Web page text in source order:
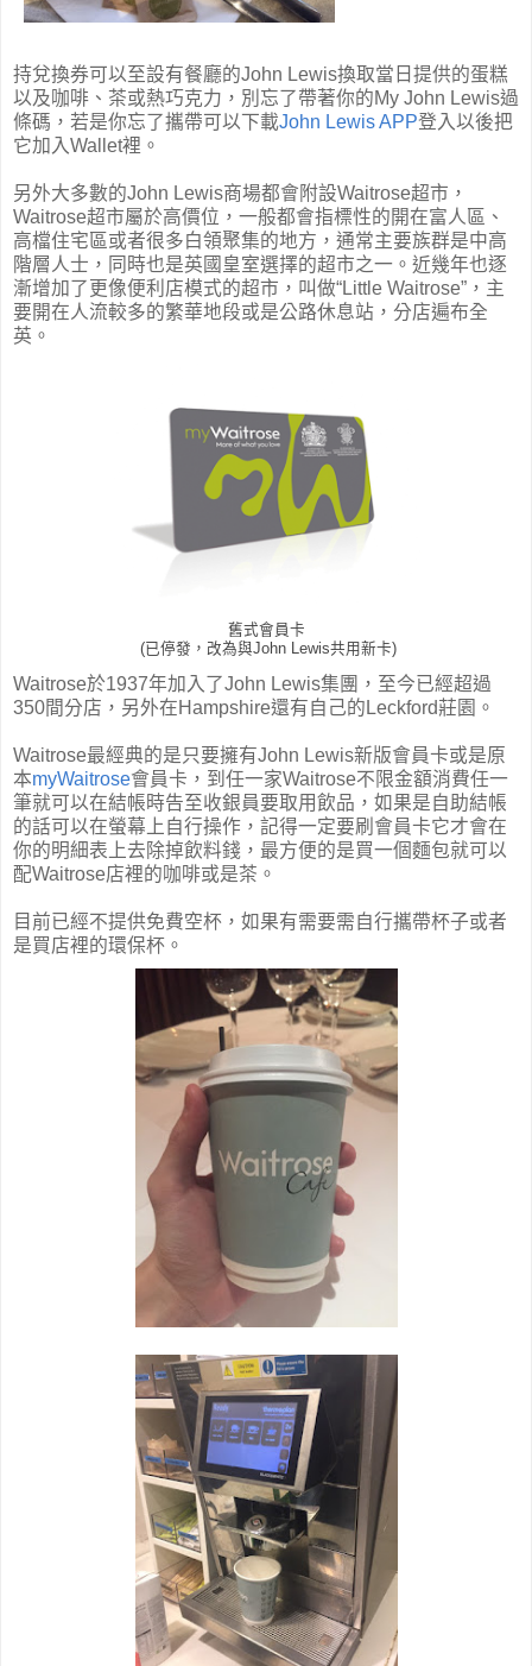
持兌換券可以至設有餐廳的John Lewis換取當日提供的蛋糕
以及咖啡、茶或熱巧克力，別忘了帶著你的My John Lewis過
條碼，若是你忘了攜帶可以下載John Lewis APP登入以後把
它加入Wallet裡。
另外大多數的John Lewis商場都會附設Waitrose超市，
Waitrose超市屬於高價位，一般都會指標性的開在富人區、
高檔住宅區或者很多白領聚集的地方，通常主要族群是中高
階層人士，同時也是英國皇室選擇的超市之一。近幾年也逐
漸增加了更像便利店模式的超市，叫做“Little Waitrose”，主
要開在人流較多的繁華地段或是公路休息站，分店遍布全
英。
舊式會員卡
(已停發，改為與John Lewis共用新卡)
Waitrose於1937年加入了John Lewis集團，至今已經超過
350間分店，另外在Hampshire還有自己的Leckford莊園。
Waitrose最經典的是只要擁有John Lewis新版會員卡或是原
本myWaitrose會員卡 ，到任一家Waitrose不限金額消費任一
筆就可以在結帳時告至收銀員要取用飲品，如果是自助結帳
的話可以在螢幕上自行操作，記得一定要刷會員卡它才會在
你的明細表上去除掉飲料錢，最方便的是買一個麵包就可以
配Waitrose店裡的咖啡或是茶。
目前已經不提供免費空杯，如果有需要需自行攜帶杯子或者
是買店裡的環保杯。